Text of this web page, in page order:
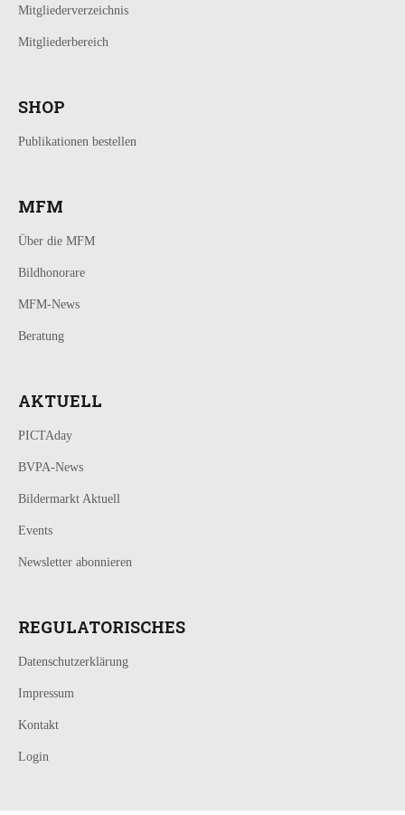
Mitgliederverzeichnis
Mitgliederbereich
SHOP
Publikationen bestellen
MFM
Über die MFM
Bildhonorare
MFM-News
Beratung
AKTUELL
PICTAday
BVPA-News
Bildermarkt Aktuell
Events
Newsletter abonnieren
REGULATORISCHES
Datenschutzerklärung
Impressum
Kontakt
Login